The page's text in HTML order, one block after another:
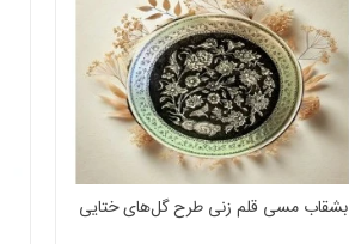
بشقاب مسی قلم زنی طرح گل‌های ختایی